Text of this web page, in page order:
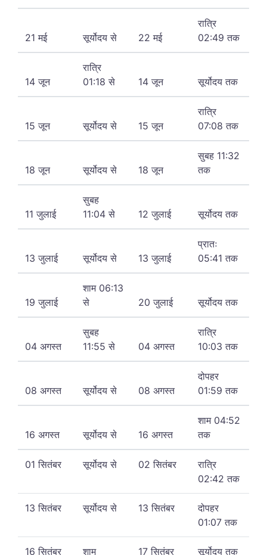
21 मई सूर्योदय से 22 मई
रात्रि
02:49 तक
14 जून
रात्रि
01:18 से
14 जून सूर्योदय तक
15 जून सूर्योदय से 15 जून
रात्रि
07:08 तक
18 जून सूर्योदय से 18 जून
सुबह 11:32
तक
11 जुलाई
सुबह
11:04 से
12 जुलाई सूर्योदय तक
13 जुलाई सूर्योदय से 13 जुलाई
प्रातः
05:41 तक
19 जुलाई
शाम 06:13
से
20 जुलाई सूर्योदय तक
04 अगस्त
सुबह
11:55 से
04 अगस्त
रात्रि
10:03 तक
08 अगस्त सूर्योदय से 08 अगस्त
दोपहर
01:59 तक
16 अगस्त सूर्योदय से 16 अगस्त
शाम 04:52
तक
01 सितंबर सूर्योदय से 02 सितंबर
रात्रि
02:42 तक
13 सितंबर सूर्योदय से 13 सितंबर
दोपहर
01:07 तक
16 सितंबर
शाम
17 सितंबर सूर्योदय तक